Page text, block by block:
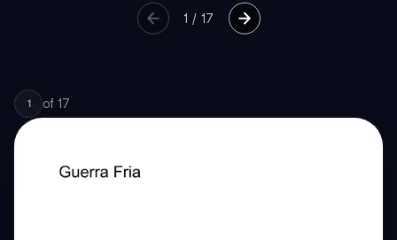
1 / 17
1 of 17